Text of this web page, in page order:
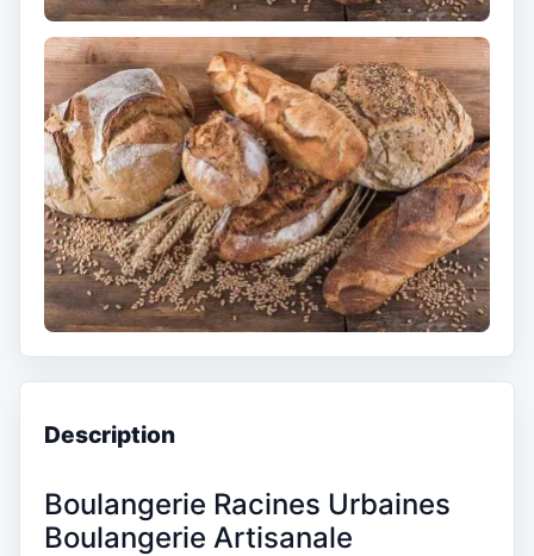
Description
Boulangerie Racines Urbaines
Boulangerie Artisanale